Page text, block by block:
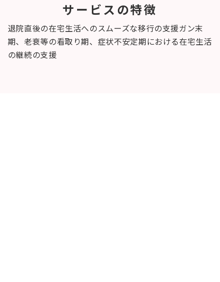
サービスの特徴
退院直後の在宅生活へのスムーズな移行の支援ガン末
期、老衰等の看取り期、症状不安定期における在宅生活
の継続の支援